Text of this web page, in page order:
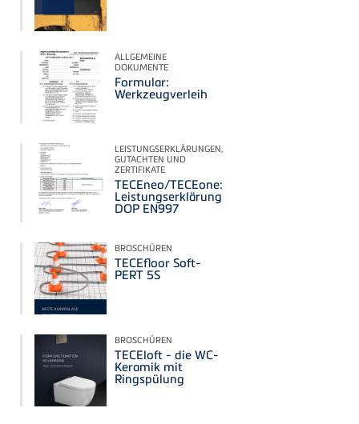
ALLGEMEINE
DOKUMENTE
Formular:
Werkzeugverleih
LEISTUNGSERKLÄRUNGEN,
GUTACHTEN UND
ZERTIFIKATE
TECEneo/TECEone:
Leistungserklärung
DOP EN997
BROSCHÜREN
TECEfloor Soft-
PERT 5S
BROSCHÜREN
TECEloft - die WC-
Keramik mit
Ringspülung